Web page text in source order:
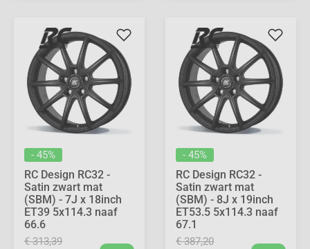
- 45%
RC Design RC32 -
Satin zwart mat
(SBM) - 7J x 18inch
ET39 5x114.3 naaf
66.6
€ 313,39
- 45%
RC Design RC32 -
Satin zwart mat
(SBM) - 8J x 19inch
ET53.5 5x114.3 naaf
67.1
€ 387,20